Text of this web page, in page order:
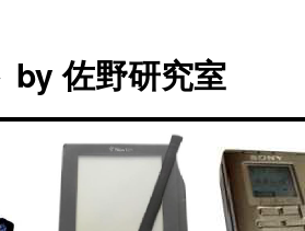
by 佐野研究室